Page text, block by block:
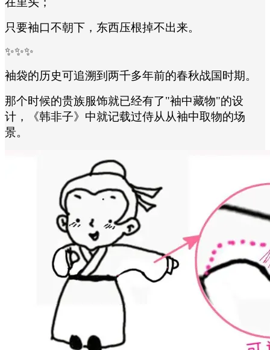
只要袖口不朝下，东西压根掉不出来。
✨✨✨
袖袋的历史可追溯到两千多年前的春秋战国时期。
那个时候的贵族服饰就已经有了"袖中藏物"的设
计，《韩非子》中就记载过侍从从袖中取物的场
景。